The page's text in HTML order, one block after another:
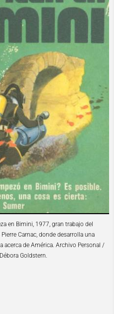
en Bimini, 1977, gran trabajo del
Carnac, donde desarrolla una
acerca de América. Archivo Personal /
Débora Goldstern.